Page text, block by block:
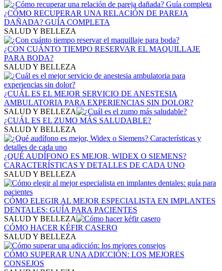
¿CÓMO RECUPERAR UNA RELACIÓN DE PAREJA
DAÑADA? GUÍA COMPLETA
SALUD Y BELLEZA
¿CON CUÁNTO TIEMPO RESERVAR EL MAQUILLAJE
PARA BODA?
SALUD Y BELLEZA
¿CUÁL ES EL MEJOR SERVICIO DE ANESTESIA
AMBULATORIA PARA EXPERIENCIAS SIN DOLOR?
SALUD Y BELLEZA
¿CUÁL ES EL ZUMO MÁS SALUDABLE?
SALUD Y BELLEZA
¿QUÉ AUDÍFONO ES MEJOR, WIDEX O SIEMENS?
CARACTERÍSTICAS Y DETALLES DE CADA UNO
SALUD Y BELLEZA
CÓMO ELEGIR AL MEJOR ESPECIALISTA EN IMPLANTES
DENTALES: GUÍA PARA PACIENTES
SALUD Y BELLEZA
CÓMO HACER KÉFIR CASERO
SALUD Y BELLEZA
CÓMO SUPERAR UNA ADICCIÓN: LOS MEJORES
CONSEJOS